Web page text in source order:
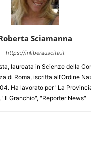
Sciamanna
https://inliberauscita.it
laureata in Scienze della
di Roma, iscritta all’Ordine
Ha lavorato per "La
"Il Granchio", "Reporter News"